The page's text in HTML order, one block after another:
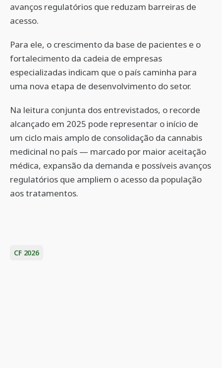
avanços regulatórios que reduzam barreiras de
acesso.
Para ele, o crescimento da base de pacientes e o
fortalecimento da cadeia de empresas
especializadas indicam que o país caminha para
uma nova etapa de desenvolvimento do setor.
Na leitura conjunta dos entrevistados, o recorde
alcançado em 2025 pode representar o início de
um ciclo mais amplo de consolidação da cannabis
medicinal no país — marcado por maior aceitação
médica, expansão da demanda e possíveis avanços
regulatórios que ampliem o acesso da população
aos tratamentos.
CF 2026